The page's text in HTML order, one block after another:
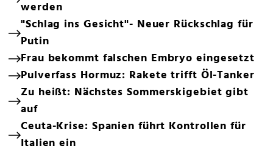
werden
"Schlag ins Gesicht"- Neuer Rückschlag für
Putin
Frau bekommt falschen Embryo eingesetzt
Pulverfass Hormuz: Rakete trifft Öl-Tanker
Zu heißt: Nächstes Sommerskigebiet gibt
auf
Ceuta-Krise: Spanien führt Kontrollen für
Italien ein